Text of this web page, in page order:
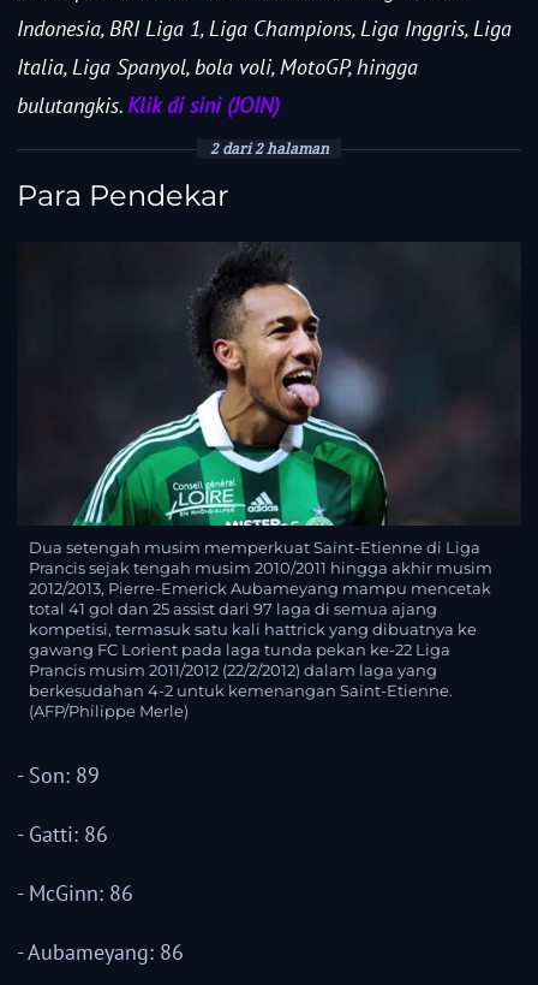
Indonesia, BRI Liga 1, Liga Champions, Liga Inggris, Liga
Italia, Liga Spanyol, bola voli, MotoGP, hingga
bulutangkis.Klik di sini (JOIN)
2 dari 2 halaman
Para Pendekar
Dua setengah musim memperkuat Saint-Etienne di Liga
Prancis sejak tengah musim 2010/2011 hingga akhir musim
2012/2013, Pierre-Emerick Aubameyang mampu mencetak
total 41 gol dan 25 assist dari 97 laga di semua ajang
kompetisi, termasuk satu kali hattrick yang dibuatnya ke
gawang FC Lorient pada laga tunda pekan ke-22 Liga
Prancis musim 2011/2012 (22/2/2012) dalam laga yang
berkesudahan 4-2 untuk kemenangan Saint-Etienne.
(AFP/Philippe Merle)
- Son: 89
- Gatti: 86
- McGinn: 86
- Aubameyang: 86